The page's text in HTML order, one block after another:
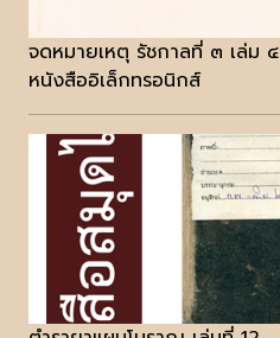
จดหมายเหตุ รัชกาลที่ ๓ เล่ม ๔
หนังสืออิเล็กทรอนิกส์